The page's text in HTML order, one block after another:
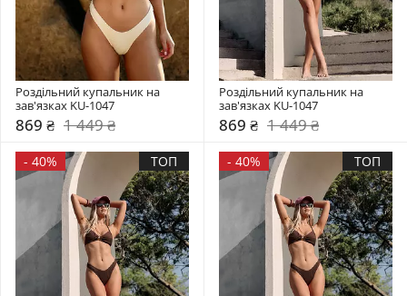
Роздільний купальник на
зав'язках KU-1047
869 ₴ 1 449 ₴
Роздільний купальник на
зав'язках KU-1047
869 ₴ 1 449 ₴
- 40% ТОП - 40% ТОП